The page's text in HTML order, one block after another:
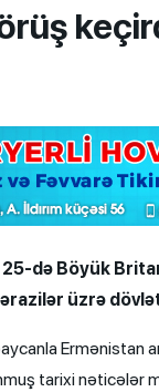
də Böyük
ərazilər üzrə
Ermənistan
tarixi nəticələr